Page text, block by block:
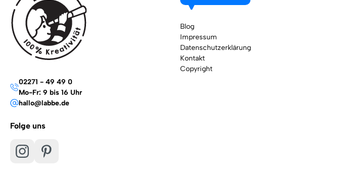
02271 - 49 49 0
Mo-Fr: 9 bis 16 Uhr
hallo@labbe.de
Folge uns
Blog
Impressum
Datenschutzerklärung
Kontakt
Copyright